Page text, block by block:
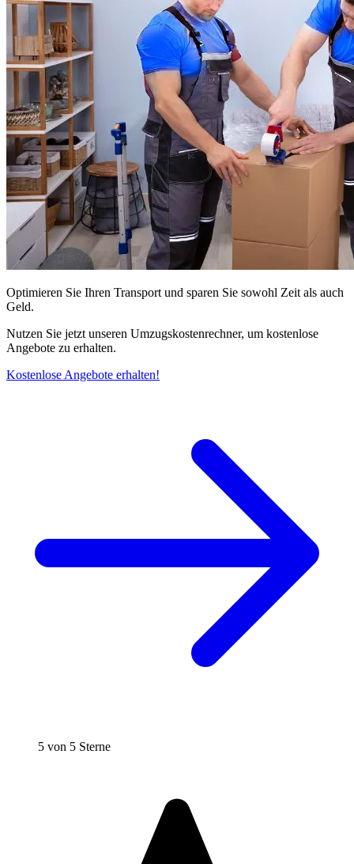
Optimieren Sie Ihren Transport und sparen Sie sowohl Zeit als auch
Geld.
Nutzen Sie jetzt unseren Umzugskostenrechner, um kostenlose
Angebote zu erhalten.
Kostenlose Angebote erhalten!
5 von 5 Sterne